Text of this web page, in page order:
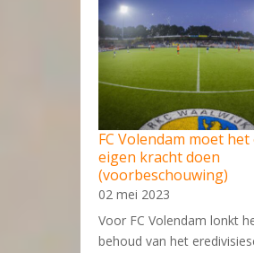
FC Volendam moet het
eigen kracht doen
(voorbeschouwing)
02 mei 2023
Voor FC Volendam lonkt
behoud van het